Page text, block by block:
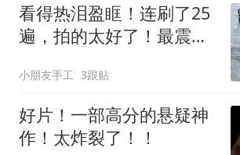
看得热泪盈眶！连刷了25
遍，拍的太好了！最震惊
小朋友手工 3跟贴
好片！一部高分的悬疑神
作！太炸裂了！！